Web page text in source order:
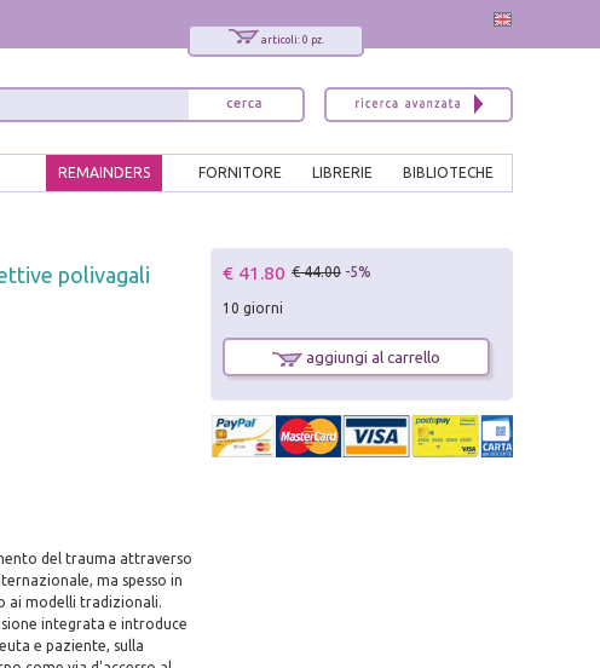
articoli: 0 pz.
BIBLIOTECHE
LIBRERIE
FORNITORE
REMAINDERS
polivagali
del trauma attraverso
ma spesso in
ai modelli tradizionali.
integrata e introduce
e paziente, sulla
€ 41.80 € 44.00 -5%
10 giorni
aggiungi al carrello
x
Interessato ai nostri libri?
Sarai informato delle nostre novità, potrai
comunque cancellarti quando desideri.
modulo di iscrizione